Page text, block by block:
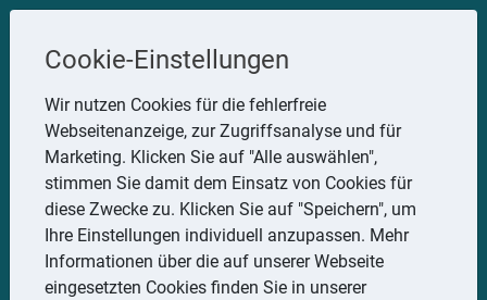
Steuerberater
Uwe Glauner
Erlachstraße 28, 75217 Birkenfeld
Telefon: 07082 7935533
Mobil: 0151 15330111
E-Mail:stbglauner@t-online.de
Impressum Datenschutz
Cookie-Einstellungen
Wir nutzen Cookies für die fehlerfreie
Webseitenanzeige, zur Zugriffsanalyse und für
Marketing. Klicken Sie auf "Alle auswählen",
stimmen Sie damit dem Einsatz von Cookies für
diese Zwecke zu. Klicken Sie auf "Speichern", um
Ihre Einstellungen individuell anzupassen. Mehr
Informationen über die auf unserer Webseite
eingesetzten Cookies finden Sie in unserer